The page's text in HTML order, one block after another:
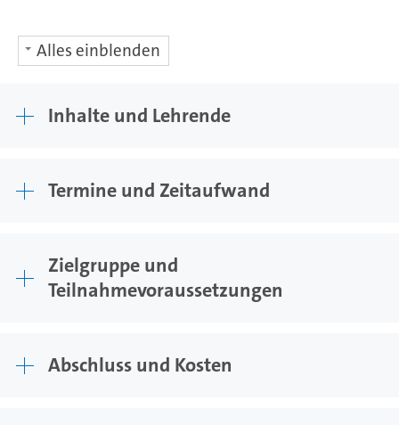
Alles einblenden
Inhalte und Lehrende
Termine und Zeitaufwand
Zielgruppe und
Teilnahmevoraussetzungen
Abschluss und Kosten